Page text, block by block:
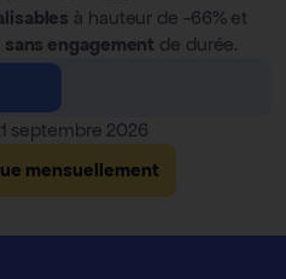
à hauteur de -66% et
sans engagement de durée.
septembre 2026
mensuellement